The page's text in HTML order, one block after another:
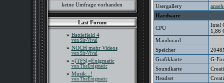
keine Umfrage vorhanden
Last Forum
» Battlefield 4
von Sir-Vival
» NOCH mehr Videos
von Sir-Vival
» =]TFS[=Enigmatic
von TheEnigmatic
» Musik...!
von TheEnigmatic
Usergallery
Hardware
CPU
Intel
1,86
Mainboard
Speicher
Grafikkarte
G-
Soundkarte
Headset